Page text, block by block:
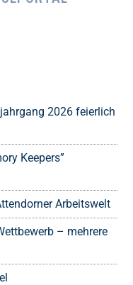
2026 feierlich
Keepers”
Arbeitswelt
– mehrere